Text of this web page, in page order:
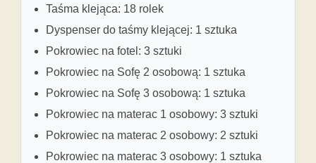
Taśma klejąca: 18 rolek
Dyspenser do taśmy klejącej: 1 sztuka
Pokrowiec na fotel: 3 sztuki
Pokrowiec na Sofę 2 osobową: 1 sztuka
Pokrowiec na Sofę 3 osobową: 1 sztuka
Pokrowiec na materac 1 osobowy: 3 sztuki
Pokrowiec na materac 2 osobowy: 2 sztuki
Pokrowiec na materac 3 osobowy: 1 sztuka